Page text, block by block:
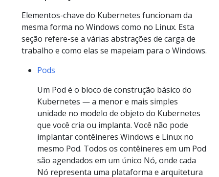
Elementos-chave do Kubernetes funcionam da
mesma forma no Windows como no Linux. Esta
seção refere-se a várias abstrações de carga de
trabalho e como elas se mapeiam para o Windows.
Pods
Um Pod é o bloco de construção básico do
Kubernetes — a menor e mais simples
unidade no modelo de objeto do Kubernetes
que você cria ou implanta. Você não pode
implantar contêineres Windows e Linux no
mesmo Pod. Todos os contêineres em um Pod
são agendados em um único Nó, onde cada
Nó representa uma plataforma e arquitetura